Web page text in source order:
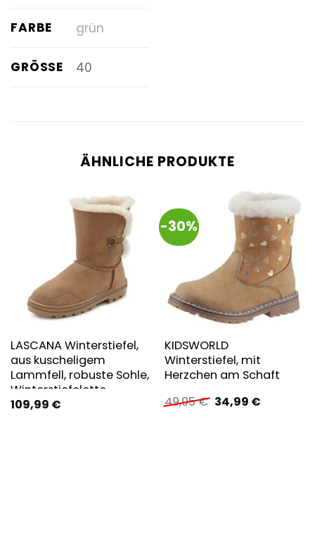
FARBE grün
GRÖSSE 40
ÄHNLICHE PRODUKTE
LASCANA Winterstiefel,
aus kuscheligem
Lammfell, robuste Sohle,
Winterstiefelette,
Snowboots
109,99 €
-30%
KIDSWORLD
Winterstiefel, mit
Herzchen am Schaft
49,95€ Ursprünglicher
Preis
34,99 €Aktueller